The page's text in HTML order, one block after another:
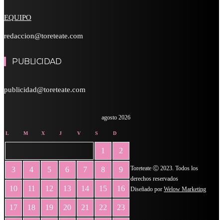
EQUIPO
redaccion@toreteate.com
PUBLICIDAD
publicidad@toreteate.com
agosto 2026
L M X J V S D
1 2
3 4 5 6 7 8 9
10 11 12 13 14 15 16
17 18 19 20 21 22 23
Toreteate Ⓒ 2023. Todos los
derechos reservados
Diseñado por Welow Marketing